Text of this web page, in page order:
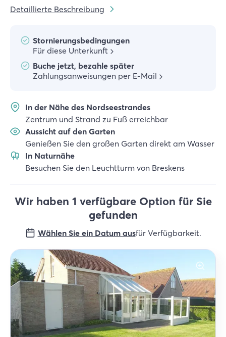
Detaillierte Beschreibung
Stornierungsbedingungen
Für diese Unterkunft
Buche jetzt, bezahle später
Zahlungsanweisungen per E-Mail
In der Nähe des Nordseestrandes
Zentrum und Strand zu Fuß erreichbar
Aussicht auf den Garten
Genießen Sie den großen Garten direkt am Wasser
In Naturnähe
Besuchen Sie den Leuchtturm von Breskens
Wir haben 1 verfügbare Option für Sie
gefunden
Wählen Sie ein Datum ausfür Verfügbarkeit.